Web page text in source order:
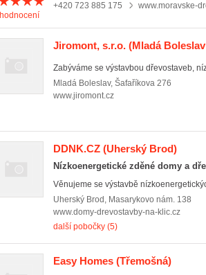
hodnocení
+420 723 885 175
www.moravske-
Jiromont, s.r.o. (Mladá
Zabýváme se výstavbou dřevostaveb,
Mladá Boleslav, Šafaříkova 276
www.jiromont.cz
DDNK.CZ (Uherský Brod)
Nízkoenergetické zděné domy a
Věnujeme se výstavbě
Uherský Brod , Masarykovo nám. 138
www.domy-drevostavby-na-klic.cz
další pobočky (5)
Easy Homes (Třemošná)